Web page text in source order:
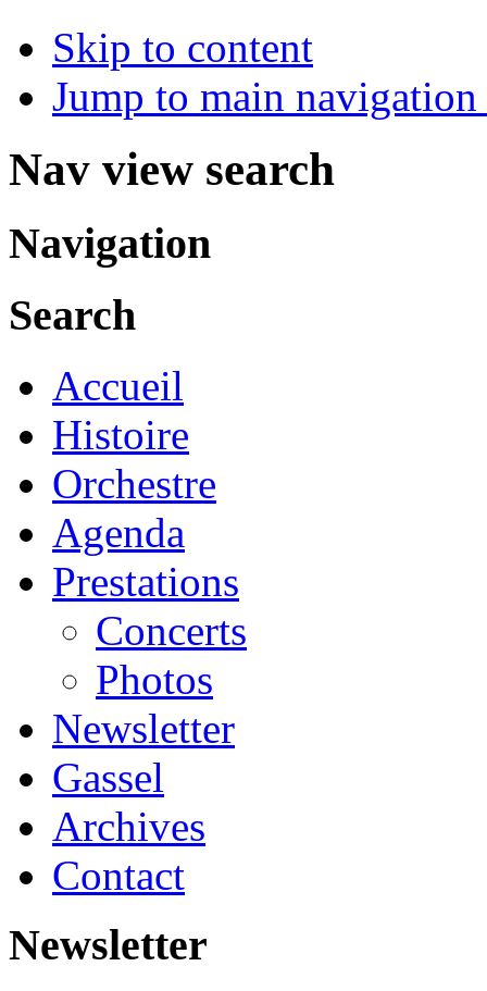
Skip to content
Jump to main
Nav view search
Navigation
Search
Accueil
Histoire
Orchestre
Agenda
Prestations
Concerts
Photos
Newsletter
Gassel
Archives
Contact
Newsletter